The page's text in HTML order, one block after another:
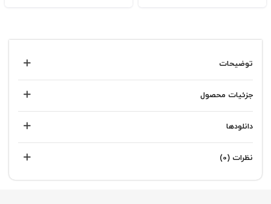
توضیحات
جزئیات محصول
دانلودها
نظرات (0)